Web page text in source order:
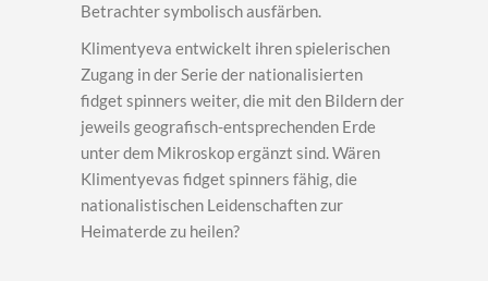
Betrachter symbolisch ausfärben.
Klimentyeva entwickelt ihren spielerischen
Zugang in der Serie der nationalisierten
fidget spinners weiter, die mit den Bildern der
jeweils geografisch-entsprechenden Erde
unter dem Mikroskop ergänzt sind. Wären
Klimentyevas fidget spinners fähig, die
nationalistischen Leidenschaften zur
Heimaterde zu heilen?